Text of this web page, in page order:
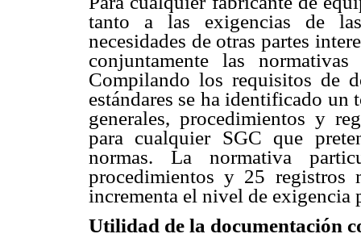
tanto a las exigencias de
necesidades de otras partes
conjuntamente las
Compilando los requisitos de
estándares se ha identificado un
generales, procedimientos y
para cualquier SGC que
normas. La normativa
procedimientos y 25
incrementa el nivel de exigencia
Utilidad de la documentación